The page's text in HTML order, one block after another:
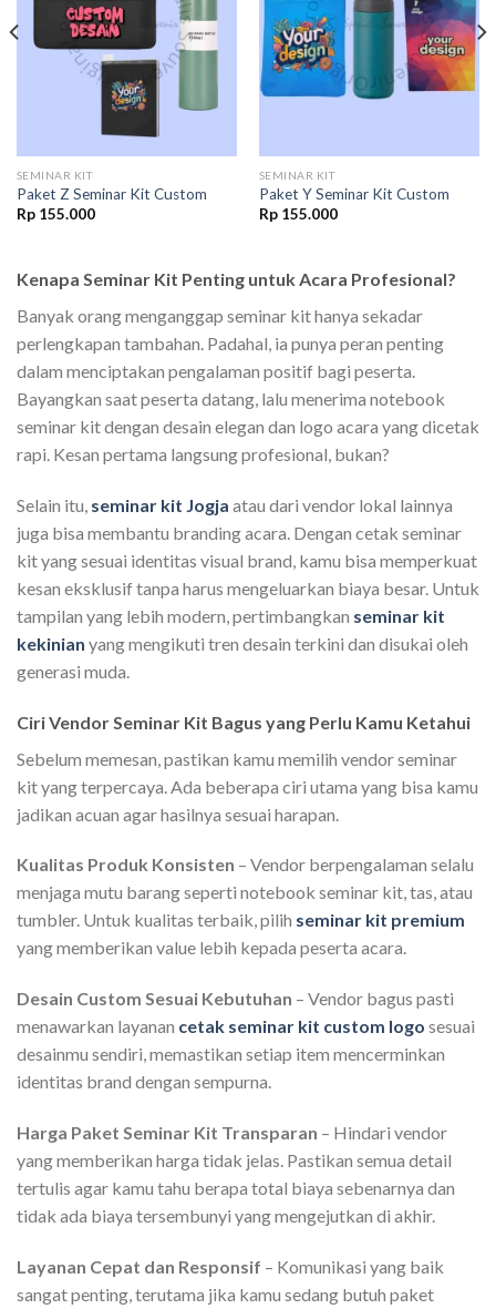
SEMINAR KIT
Paket Z Seminar Kit Custom
Rp155.000
SEMINAR KIT
Paket Y Seminar Kit Custom
Rp155.000
Kenapa Seminar Kit Penting untuk Acara Profesional?
Banyak orang menganggap seminar kit hanya sekadar
perlengkapan tambahan. Padahal, ia punya peran penting
dalam menciptakan pengalaman positif bagi peserta.
Bayangkan saat peserta datang, lalu menerima notebook
seminar kit dengan desain elegan dan logo acara yang dicetak
rapi. Kesan pertama langsung profesional, bukan?
Selain itu, seminar kit Jogja atau dari vendor lokal lainnya
juga bisa membantu branding acara. Dengan cetak seminar
kit yang sesuai identitas visual brand, kamu bisa memperkuat
kesan eksklusif tanpa harus mengeluarkan biaya besar. Untuk
tampilan yang lebih modern, pertimbangkan seminar kit
kekinian yang mengikuti tren desain terkini dan disukai oleh
generasi muda.
Ciri Vendor Seminar Kit Bagus yang Perlu Kamu Ketahui
Sebelum memesan, pastikan kamu memilih vendor seminar
kit yang terpercaya. Ada beberapa ciri utama yang bisa kamu
jadikan acuan agar hasilnya sesuai harapan.
Kualitas Produk Konsisten – Vendor berpengalaman selalu
menjaga mutu barang seperti notebook seminar kit, tas, atau
tumbler. Untuk kualitas terbaik, pilih seminar kit premium
yang memberikan value lebih kepada peserta acara.
Desain Custom Sesuai Kebutuhan – Vendor bagus pasti
menawarkan layanan cetak seminar kit custom logo sesuai
desainmu sendiri, memastikan setiap item mencerminkan
identitas brand dengan sempurna.
Harga Paket Seminar Kit Transparan – Hindari vendor
yang memberikan harga tidak jelas. Pastikan semua detail
tertulis agar kamu tahu berapa total biaya sebenarnya dan
tidak ada biaya tersembunyi yang mengejutkan di akhir.
Layanan Cepat dan Responsif – Komunikasi yang baik
sangat penting, terutama jika kamu sedang butuh paket